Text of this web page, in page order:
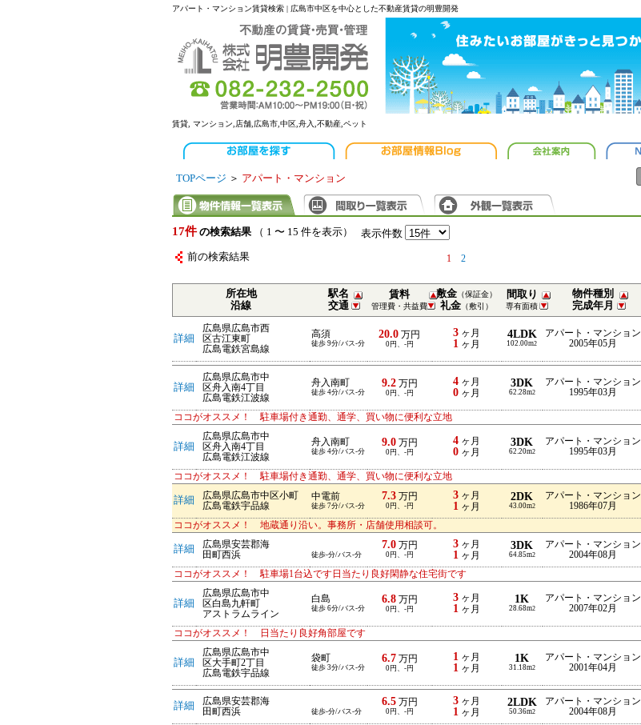
アパート・マンション賃貸検索 | 広島市中区を中心とした不動産賃貸の明豊開発
賃貸, マンション,店舗,広島市,中区,舟入,不動産,ペット
TOPページ ＞ アパート・マンション
17件 の検索結果（ 1 〜 15 件を表示） 表示件数
前の検索結果 1 2
所在地
沿線
駅名
交通
賃料
管理費・共益費
敷金 （保証金）
礼金 （敷引）
間取り
専有面積
物件種別
完成年月
詳細
広島県広島市西
区古江東町
広島電鉄宮島線
高須
徒歩 9分/バス-分
20.0 万円
0円、-円
3 ヶ月
1 ヶ月
4LDK
102.00m2
アパート・マンション
2005年05月
詳細
広島県広島市中
区舟入南4丁目
広島電鉄江波線
舟入南町
徒歩 4分/バス-分
9.2万円
0円、-円
4 ヶ月
0 ヶ月
3DK
62.28m2
アパート・マンション
1995年03月
ココがオススメ！ 駐車場付き通勤、通学、買い物に便利な立地
詳細
広島県広島市中
区舟入南4丁目
広島電鉄江波線
舟入南町
徒歩 4分/バス-分
9.0万円
0円、-円
4 ヶ月
0 ヶ月
3DK
62.20m2
アパート・マンション
1995年03月
ココがオススメ！ 駐車場付き通勤、通学、買い物に便利な立地
詳細
広島県広島市中区小町
広島電鉄宇品線
中電前
徒歩 7分/バス-分
7.3万円
0円、-円
3 ヶ月
1 ヶ月
2DK
43.00m2
アパート・マンション
1986年07月
ココがオススメ！ 地蔵通り沿い。事務所・店舗使用相談可。
詳細
広島県安芸郡海
田町西浜
徒歩-分/バス-分
7.0万円
0円、-円
3 ヶ月
1 ヶ月
3DK
64.85m2
アパート・マンション
2004年08月
ココがオススメ！ 駐車場1台込です日当たり良好閑静な住宅街です
詳細
広島県広島市中
区白島九軒町
アストラムライン
白島
徒歩 6分/バス-分
6.8万円
0円、-円
3 ヶ月
1 ヶ月
1K
28.68m2
アパート・マンション
2007年02月
ココがオススメ！ 日当たり良好角部屋です
詳細
広島県広島市中
区大手町2丁目
広島電鉄宇品線
袋町
徒歩 3分/バス-分
6.7万円
0円、-円
1 ヶ月
1 ヶ月
1K
31.18m2
アパート・マンション
2001年04月
詳細
広島県安芸郡海
田町西浜
徒歩-分/バス-分
6.5万円
0円、-円
3 ヶ月
1 ヶ月
2LDK
50.36m2
アパート・マンション
2004年08月